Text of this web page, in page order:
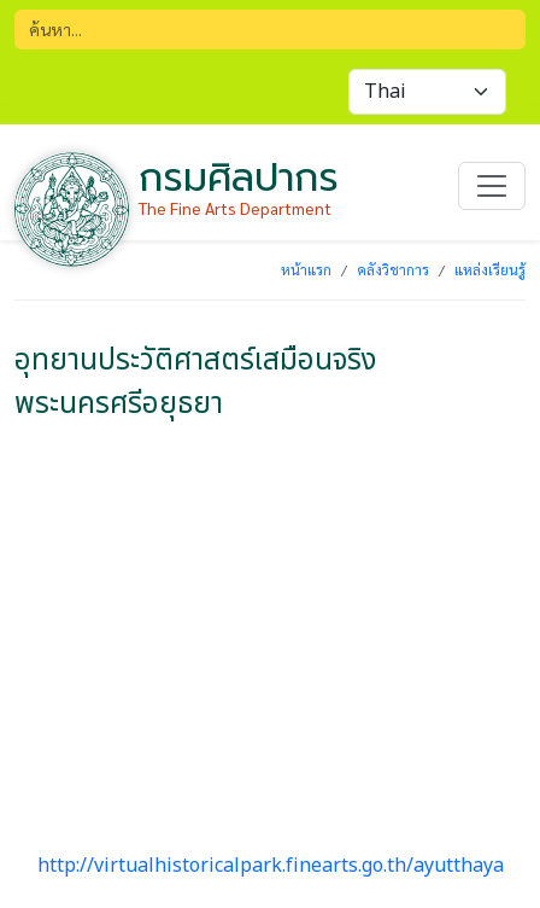
กรมศิลปากร
The Fine Arts Department
หน้าแรก คลังวิชาการ แหล่งเรียนรู้
อุทยานประวัติศาสตร์เสมือนจริง
พระนครศรีอยุธยา
http://virtualhistoricalpark.finearts.go.th/ayutthaya